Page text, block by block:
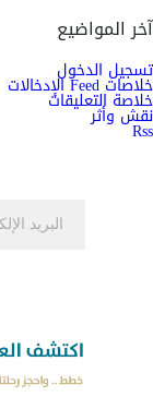
آخر المواضيع
تسجيل الدخول
خلاصات Feed الإدخالات
خلاصة التعليقات
نقش وأثر
Rss